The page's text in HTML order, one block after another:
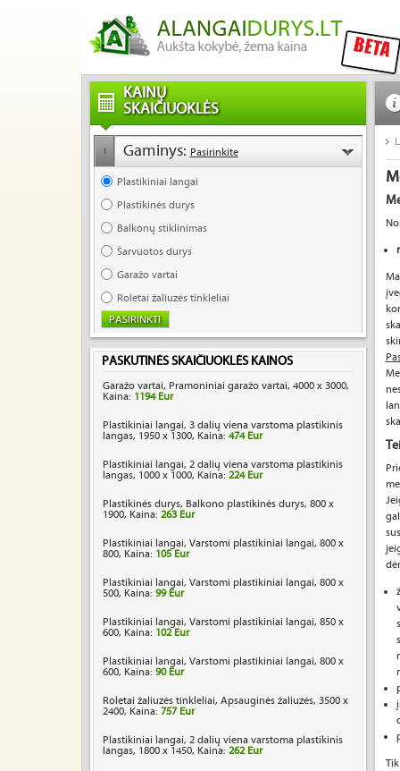
KAINŲ
SKAIČIUOKLĖS
1 Gaminys: Pasirinkite
Plastikiniai langai
Plastikinės durys
Balkonų stiklinimas
Šarvuotos durys
Garažo vartai
Roletai žaliuzės tinkleliai
PASKUTINĖS SKAIČIUOKLĖS KAINOS
Garažo vartai, Pramoniniai garažo vartai, 4000 x 3000,
Kaina: 1194 Eur
Plastikiniai langai, 3 dalių viena varstoma plastikinis
langas, 1950 x 1300, Kaina: 474 Eur
Plastikiniai langai, 2 dalių viena varstoma plastikinis
langas, 1000 x 1000, Kaina: 224 Eur
Plastikinės durys, Balkono plastikinės durys, 800 x
1900, Kaina: 263 Eur
Plastikiniai langai, Varstomi plastikiniai langai, 800 x
800, Kaina: 105 Eur
Plastikiniai langai, Varstomi plastikiniai langai, 800 x
500, Kaina: 99 Eur
Plastikiniai langai, Varstomi plastikiniai langai, 850 x
600, Kaina: 102 Eur
Plastikiniai langai, Varstomi plastikiniai langai, 800 x
600, Kaina: 90 Eur
Roletai žaliuzės tinkleliai, Apsauginės žaliuzės, 3500 x
2400, Kaina: 757 Eur
Plastikiniai langai, 2 dalių viena varstoma plastikinis
langas, 1800 x 1450, Kaina: 262 Eur